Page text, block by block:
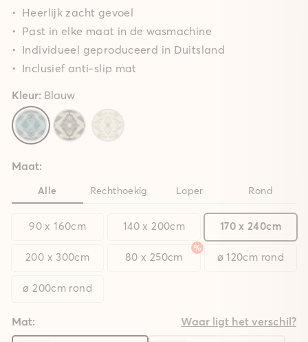
Heerlijk zacht gevoel
Past in elke maat in de wasmachine
Individueel geproduceerd in Duitsland
Inclusief anti-slip mat
Kleur: Blauw
Maat:
Alle Rechthoekig Loper Rond
90 x 160cm 140 x 200cm 170 x 240cm
200 x 300cm 80 x 250cm ø 120cm rond
ø 200cm rond
Mat: Waar ligt het verschil?